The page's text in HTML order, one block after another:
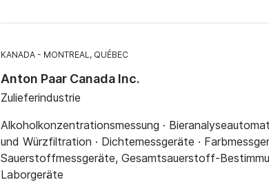
KANADA MONTREAL, QUÉBEC
Anton Paar Canada Inc.
Zulieferindustrie
Alkoholkonzentrationsmessung ·
und Würzfiltration · Dichtemessgeräte ·
Sauerstoffmessgeräte, Gesamtsauerstoff-
Laborgeräte